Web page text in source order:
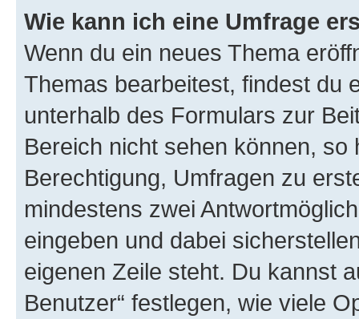
Wie kann ich eine Umfrage
Wenn du ein neues Thema
Themas bearbeitest, findest du
unterhalb des Formulars zur
Bereich nicht sehen können,
Berechtigung, Umfragen zu
mindestens zwei
eingeben und dabei
eigenen Zeile steht. Du kannst
Benutzer“ festlegen, wie viele